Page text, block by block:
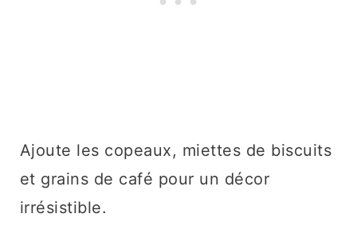
Ajoute les copeaux, miettes de biscuits
et grains de café pour un décor
irrésistible.